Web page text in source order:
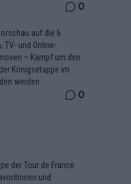
0
auf die 6.
TV- und Online-
– Kampf um den
Königsetappe im
werden
0
der Tour de France
und